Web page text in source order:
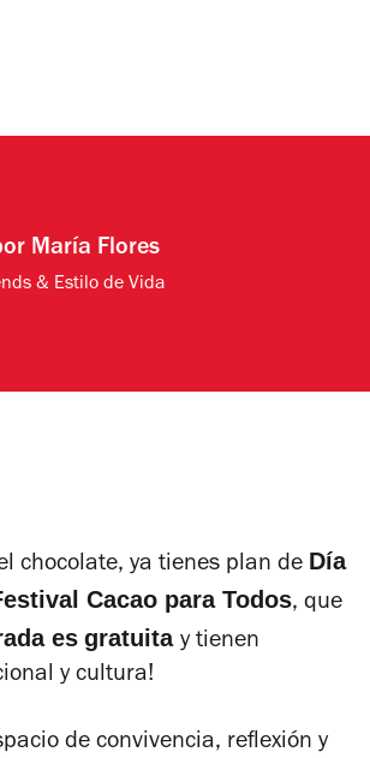
María Flores
& Estilo de Vida
chocolate, ya tienes plan de Día
Cacao para Todos, que
es gratuita y tienen
y cultura!
de convivencia, reflexión y